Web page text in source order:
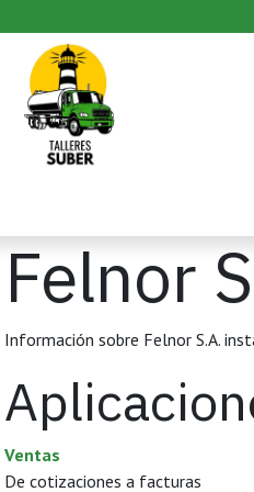
Felnor
Información sobre Felnor S.A.
Ventas
De cotizaciones a facturas